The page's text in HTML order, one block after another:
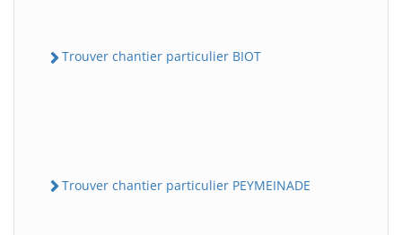
Trouver chantier particulier BIOT
Trouver chantier particulier PEYMEINADE